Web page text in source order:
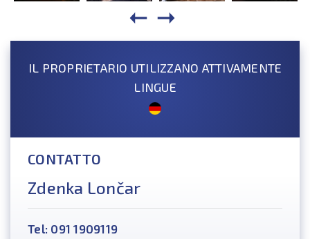
IL PROPRIETARIO UTILIZZANO ATTIVAMENTE
LINGUE
CONTATTO
Zdenka Lončar
Tel: 091 1909119